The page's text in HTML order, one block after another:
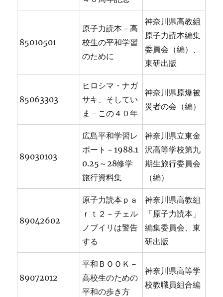
85010501
原子力読本－高
校生の平和学習
のために
神奈川県高教組
原子力読本編集
委員会（編）、
東研出版
85063303
ヒロシマ・ナガ
サキ、そしてい
ま－この４０年
神奈川県原爆被
災者の会（編）
89030103
広島平和学習レ
ポート－1988.1
0.25～28修学
旅行資料集
神奈川県立東金
沢高等学校第九
期生旅行委員会
（編）
89042602
原子力読本ｐａ
ｒｔ２－チェル
ノブイリは警告
する
神奈川県高教組
「原子力読本」
編集委員会、東
研出版
89072012
平和ＢＯＯＫ－
高校生のための
平和の歩き方
神奈川県高等学
校教職員組合編